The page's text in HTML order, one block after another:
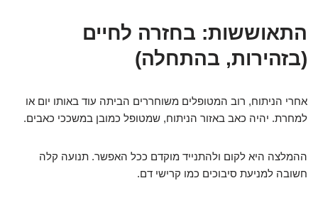
התאוששות: בחזרה לחיים
(בזהירות, בהתחלה)
אחרי הניתוח, רוב המטופלים משוחררים הביתה עוד באותו יום או
למחרת. יהיה כאב באזור הניתוח, שמטופל כמובן במשככי כאבים.
ההמלצה היא לקום ולהתנייד מוקדם ככל האפשר. תנועה קלה
חשובה למניעת סיבוכים כמו קרישי דם.